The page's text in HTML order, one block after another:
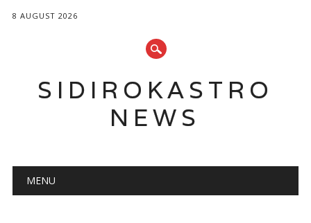
8 AUGUST 2026
SIDIROKASTRO
NEWS
Main menu
MENU